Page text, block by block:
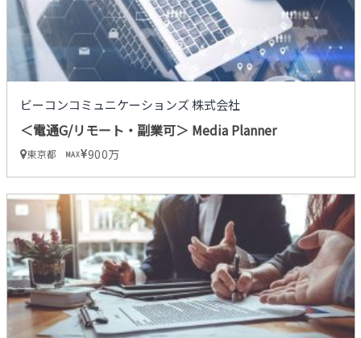
ビーコンコミュニケーションズ 株式会社
＜電通G/リモート・副業可＞ Media Planner
東京都 MAX 900万